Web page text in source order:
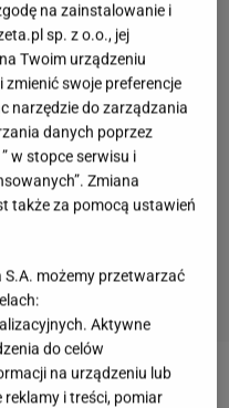
Lewandowskiej.
na zainstalowanie i
sp. z o.o., jej
Twoim urządzeniu
swoje preferencje
narzędzie do zarządzania
danych poprzez
w stopce serwisu i
Zmiana
także za pomocą ustawień
S.A. możemy przetwarzać
Aktywne
do celów
na urządzeniu lub
i treści, pomiar